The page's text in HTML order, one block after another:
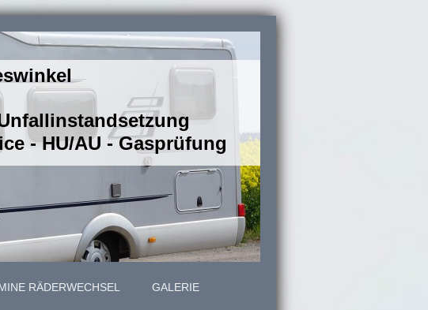
- HU/AU - Gasprüfung
RÄDERWECHSEL GALERIE